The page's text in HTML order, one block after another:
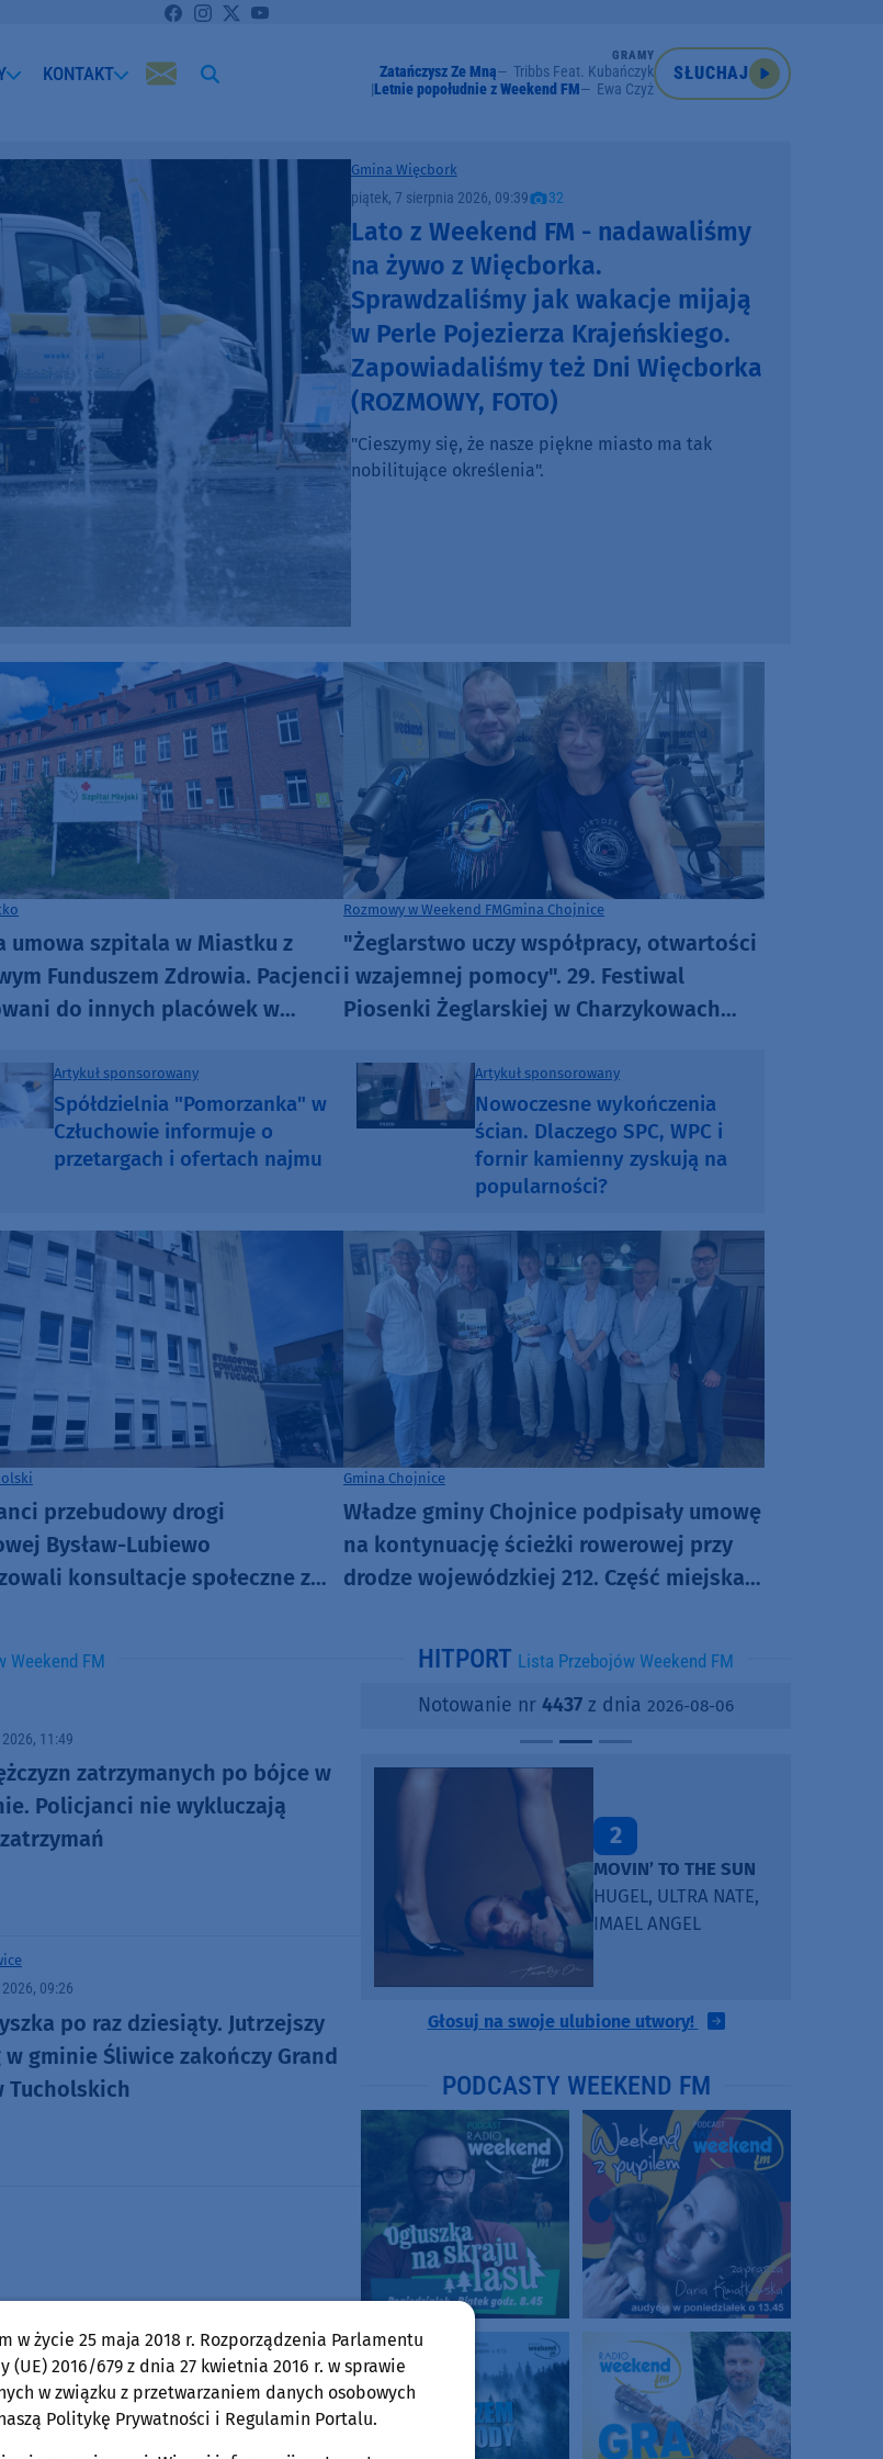
KONTAKT
GRAMY
Zatańczysz Ze Mną
Tribbs Feat. Kubańczyk
Letnie popołudnie z Weekend FM
Ewa Czyż
SŁUCHAJ
Gmina Więcbork
piątek, 7 sierpnia 2026, 09:39 32
Lato z Weekend FM - nadawaliśmy
na żywo z Więcborka.
Sprawdzaliśmy jak wakacje mijają
w Perle Pojezierza Krajeńskiego.
Zapowiadaliśmy też Dni Więcborka
(ROZMOWY, FOTO)
"Cieszymy się, że nasze piękne miasto ma tak
nobilitujące określenia".
umowa szpitala w Miastku z
Funduszem Zdrowia. Pacjenci
do innych placówek w
Rozmowy w Weekend FMGmina Chojnice
"Żeglarstwo uczy współpracy, otwartości
i wzajemnej pomocy". 29. Festiwal
Piosenki Żeglarskiej w Charzykowach
wyjątkowa atmosfera (ROZMOWA)
Artykuł sponsorowany
Spółdzielnia "Pomorzanka" w
Człuchowie informuje o
przetargach i ofertach najmu
Artykuł sponsorowany
Nowoczesne wykończenia
ścian. Dlaczego SPC, WPC i
fornir kamienny zyskują na
popularności?
przebudowy drogi
Bysław-Lubiewo
konsultacje społeczne z
Gmina Chojnice
Władze gminy Chojnice podpisały umowę
na kontynuację ścieżki rowerowej przy
drodze wojewódzkiej 212. Część miejska
Weekend FM
11:49
zatrzymanych po bójce w
Policjanci nie wykluczają
09:26
po raz dziesiąty. Jutrzejszy
w gminie Śliwice zakończy Grand
Tucholskich
HITPORT Lista Przebojów Weekend FM
Notowanie nr 4437 z dnia 2026-08-06
2
MOVIN’ TO THE SUN
HUGEL, ULTRA NATE,
IMAEL ANGEL
Głosuj na swoje ulubione utwory!
PODCASTY WEEKEND FM
w życie 25 maja 2018 r. Rozporządzenia Parlamentu
(UE) 2016/679 z dnia 27 kwietnia 2016 r. w sprawie
w związku z przetwarzaniem danych osobowych
Politykę Prywatności i Regulamin Portalu.